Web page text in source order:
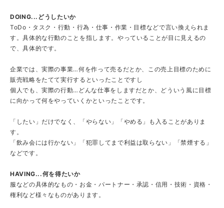
DOING...どうしたいか
ToDo・タスク・行動・行為・仕事・作業・目標などで言い換えられま
す。具体的な行動のことを指します。やっていることが目に見えるの
で、具体的です。
企業では、実際の事業…何を作って売るだとか、この売上目標のために
販売戦略をたてて実行するといったことですし
個人でも、実際の行動…どんな仕事をしますだとか、どういう風に目標
に向かって何をやっていくかといったことです。
「したい」だけでなく、「やらない」「やめる」も入ることがありま
す。
「飲み会には行かない」「犯罪してまで利益は取らない」「禁煙する」
などです。
HAVING...何を得たいか
服などの具体的なもの・お金・パートナー・承認・信用・技術・資格・
権利など様々なものがあります。